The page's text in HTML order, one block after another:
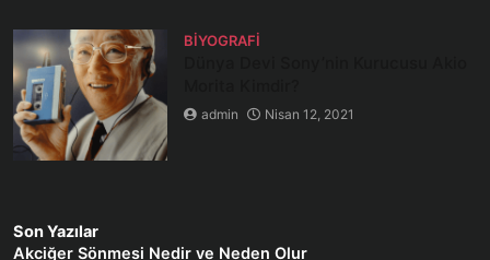
BIYOGRAFI
admin Nisan 12, 2021
Son Yazılar
Akciğer Sönmesi Nedir ve Neden Olur